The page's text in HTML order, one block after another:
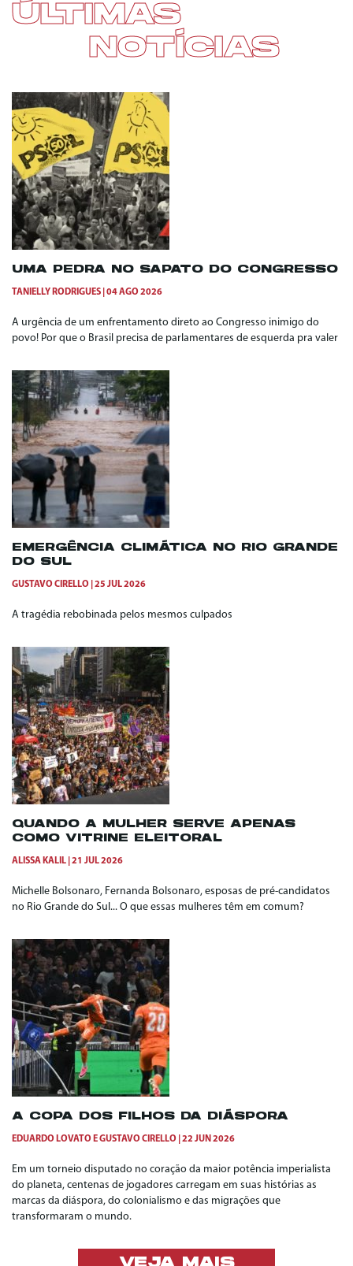
ÚLTIMAS
NOTÍCIAS
UMA PEDRA NO SAPATO DO CONGRESSO
TANIELLY RODRIGUES 04 AGO 2026
A urgência de um enfrentamento direto ao Congresso inimigo do
povo! Por que o Brasil precisa de parlamentares de esquerda pra valer
EMERGÊNCIA CLIMÁTICA NO RIO GRANDE
DO SUL
GUSTAVO CIRELLO 25 JUL 2026
A tragédia rebobinada pelos mesmos culpados
QUANDO A MULHER SERVE APENAS
COMO VITRINE ELEITORAL
ALISSA KALIL 21 JUL 2026
Michelle Bolsonaro, Fernanda Bolsonaro, esposas de pré-candidatos
no Rio Grande do Sul... O que essas mulheres têm em comum?
A COPA DOS FILHOS DA DIÁSPORA
EDUARDO LOVATO EGUSTAVO CIRELLO 22 JUN 2026
Em um torneio disputado no coração da maior potência imperialista
do planeta, centenas de jogadores carregam em suas histórias as
marcas da diáspora, do colonialismo e das migrações que
transformaram o mundo.